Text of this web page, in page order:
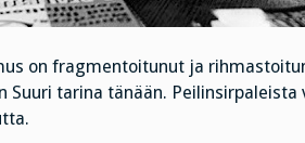
on fragmentoitunut ja
Suuri tarina tänään.